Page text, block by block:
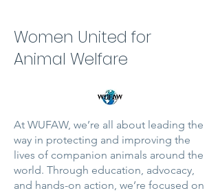
Women United for
Animal Welfare
At WUFAW, we’re all about leading the
way in protecting and improving the
lives of companion animals around the
world. Through education, advocacy,
and hands-on action, we’re focused on